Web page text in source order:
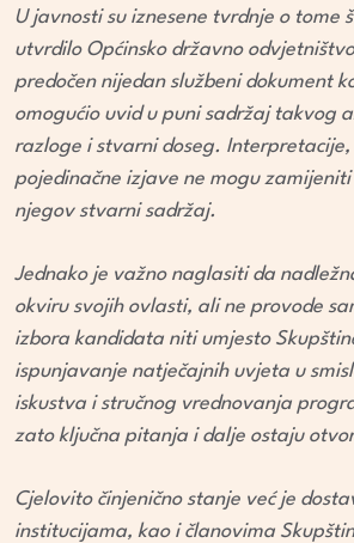
U javnosti su iznesene tvrdnje o tome
utvrdilo Općinsko državno
predočen nijedan službeni dokument
omogućio uvid u puni sadržaj takvog
razloge i stvarni doseg.
pojedinačne izjave ne mogu
njegov stvarni sadržaj.
Jednako je važno naglasiti da
okviru svojih ovlasti, ali ne provode
izbora kandidata niti umjesto
ispunjavanje natječajnih uvjeta u
iskustva i stručnog vrednovanja
zato ključna pitanja i dalje ostaju
Cjelovito činjenično stanje već je
institucijama, kao i članovima